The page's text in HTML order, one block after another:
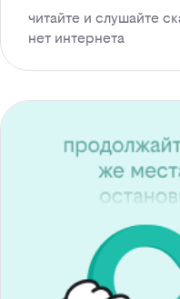
читайте и слушайте
нет интернета